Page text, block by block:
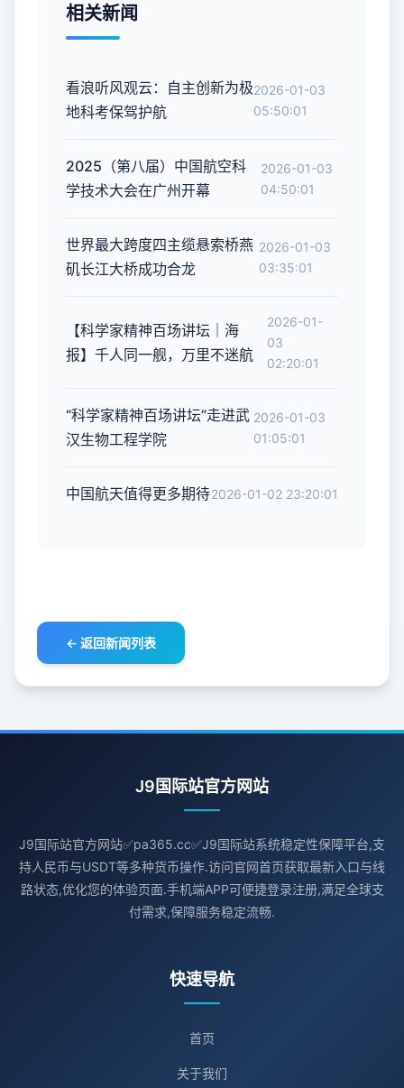
相关新闻
看浪听风观云：自主创新为极
地科考保驾护航
2026-01-03
05:50:01
2025（第八届）中国航空科
学技术大会在广州开幕
2026-01-03
04:50:01
世界最大跨度四主缆悬索桥燕
矶长江大桥成功合龙
2026-01-03
03:35:01
【科学家精神百场讲坛｜海
报】千人同一舰，万里不迷航
2026-01-
03
02:20:01
“科学家精神百场讲坛”走进武
汉生物工程学院
2026-01-03
01:05:01
中国航天值得更多期待2026-01-02 23:20:01
← 返回新闻列表
J9国际站官方网站
J9国际站官方网站✅pa365.cc✅J9国际站系统稳定性保障平台,支
持人民币与USDT等多种货币操作.访问官网首页获取最新入口与线
路状态,优化您的体验页面.手机端APP可便捷登录注册,满足全球支
付需求,保障服务稳定流畅.
快速导航
首页
关于我们